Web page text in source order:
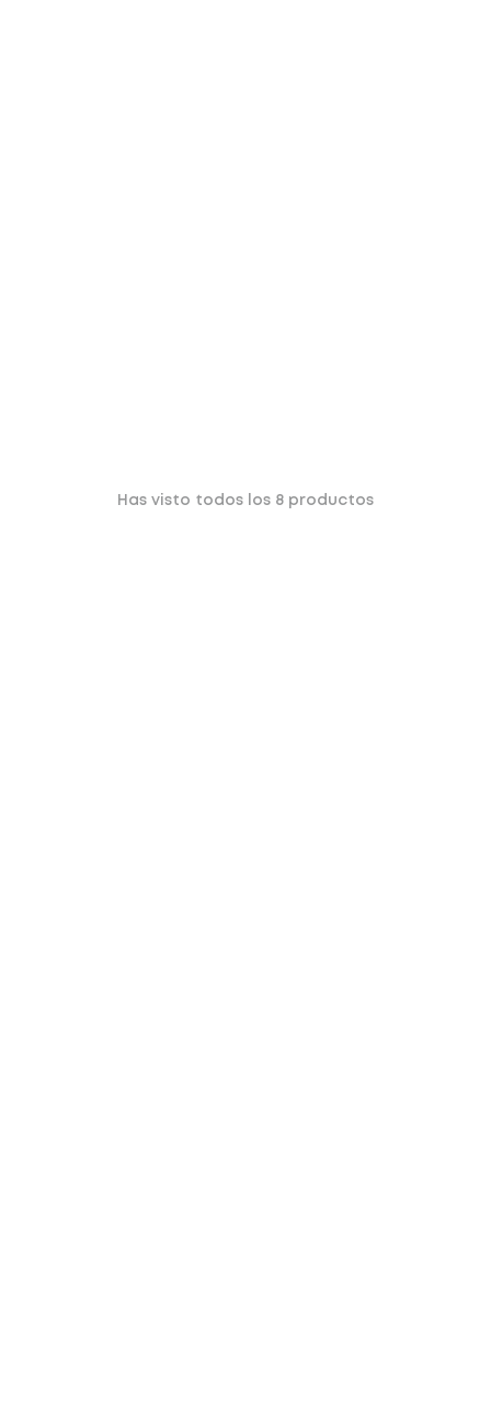
Has visto todos los 8 productos